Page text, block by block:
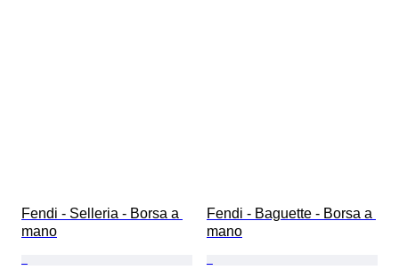
Fendi - Selleria - Borsa a
mano
Fendi - Baguette - Borsa a
mano